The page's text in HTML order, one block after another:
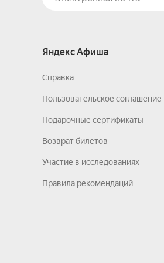
Яндекс Афиша
Справка
Пользовательское соглашение
Подарочные сертификаты
Возврат билетов
Участие в исследованиях
Правила рекомендаций